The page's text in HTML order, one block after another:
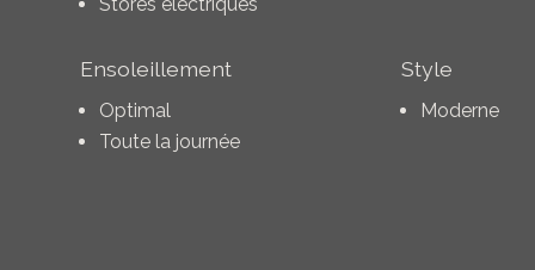
Ensoleillement
Optimal
Toute la journée
Style
Moderne